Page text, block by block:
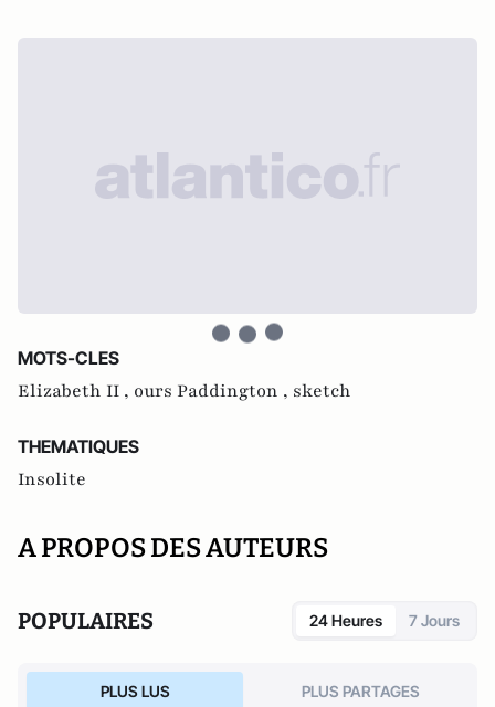
MOTS-CLES
Elizabeth II , ours Paddington , sketch
THEMATIQUES
Insolite
A PROPOS DES AUTEURS
POPULAIRES 24 Heures 7 Jours
PLUS LUS PLUS PARTAGES